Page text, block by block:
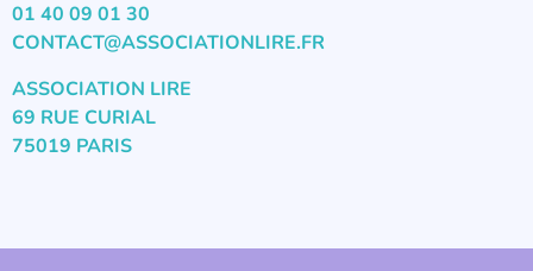
01 40 09 01 30
CONTACT@ASSOCIATIONLIRE.FR
ASSOCIATION LIRE
69 RUE CURIAL
75019 PARIS